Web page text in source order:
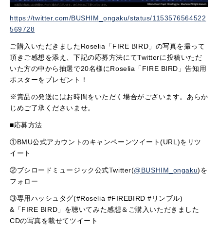
https://twitter.com/BUSHIM_ongaku/status/1153576564522
569728
ご購入いただきましたRoselia「FIRE BIRD」の写真を撮って
頂きご感想を添え、下記の応募方法にてTwitterに投稿いただ
いた方の中から抽選で20名様にRoselia「FIRE BIRD」告知用
ポスターをプレゼント！
※賞品の発送にはお時間をいただく場合がございます。あらか
じめご了承くださいませ。
■応募方法
①BMU公式アカウントのキャンペーンツイート(URL)をリツ
イート
②ブシロードミュージック公式Twitter(@BUSHIM_ongaku)を
フォロー
③専用ハッシュタグ(#Roselia #FIREBIRD #リンブル)
&「FIRE BIRD」を聴いてみた感想＆ご購入いただきました
CDの写真を載せてツイート